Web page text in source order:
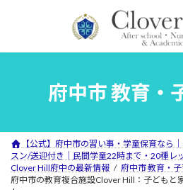
プ
動
府中市 教育・
【公式】府中市の習い事・学童保育なら
スン/送迎付き｜民間学童22時まで・20種レ
Clover Hill府中の最新情報
府中市 教育・
府中市の教育複合施設Clover Hill：子どもと